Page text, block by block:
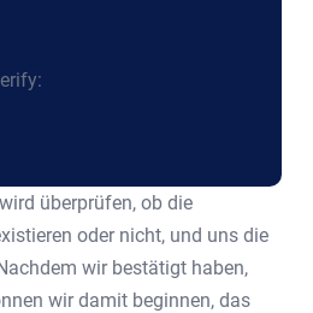
überprüfen, ob die
oder nicht, und uns die
wir bestätigt haben,
wir damit beginnen, das